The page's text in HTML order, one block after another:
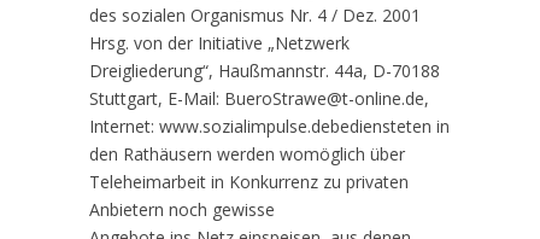
des sozialen Organismus Nr. 4 / Dez. 2001
Hrsg. von der Initiative „Netzwerk
Dreigliederung“, Haußmannstr. 44a, D-70188
Stuttgart, E-Mail: BueroStrawe@t-online.de,
Internet: www.sozialimpulse.debediensteten in
den Rathäusern werden womöglich über
Teleheimarbeit in Konkurrenz zu privaten
Anbietern noch gewisse